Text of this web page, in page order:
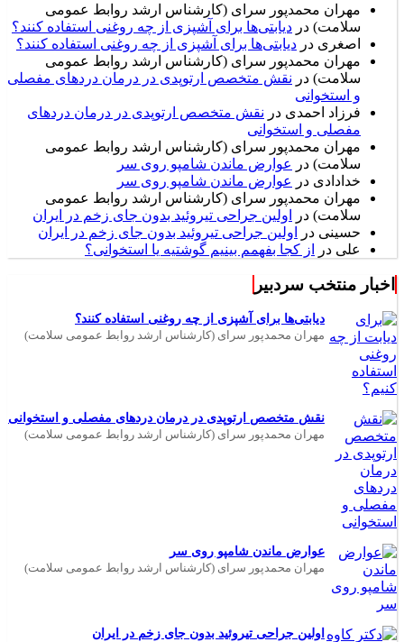
مهران محمدپور سرای (کارشناس ارشد روابط عمومی
سلامت) در دیابتی‌ها برای آشپزی از چه روغنی استفاده کنند؟
اصغری در دیابتی‌ها برای آشپزی از چه روغنی استفاده کنند؟
مهران محمدپور سرای (کارشناس ارشد روابط عمومی
سلامت) در نقش متخصص ارتوپدی در درمان دردهای مفصلی
و استخوانی
فرزاد احمدی در نقش متخصص ارتوپدی در درمان دردهای
مفصلی و استخوانی
مهران محمدپور سرای (کارشناس ارشد روابط عمومی
سلامت) در
عوارض ماندن شامپو روی سر
خدادادی در
عوارض ماندن شامپو روی سر
مهران محمدپور سرای (کارشناس ارشد روابط عمومی
سلامت) در
اولین جراحی تیروئید بدون جای زخم در ایران
حسینی در
اولین جراحی تیروئید بدون جای زخم در ایران
علی در از کجا بفهمم بینیم گوشتیه یا استخوانی؟
اخبار منتخب سردبیر
دیابتی‌ها برای آشپزی از چه روغنی استفاده کنند؟
مهران محمدپور سرای (کارشناس ارشد روابط عمومی سلامت)
نقش متخصص ارتوپدی در درمان دردهای مفصلی و استخوانی
مهران محمدپور سرای (کارشناس ارشد روابط عمومی سلامت)
عوارض ماندن شامپو روی سر
مهران محمدپور سرای (کارشناس ارشد روابط عمومی سلامت)
اولین جراحی تیروئید بدون جای زخم در ایران